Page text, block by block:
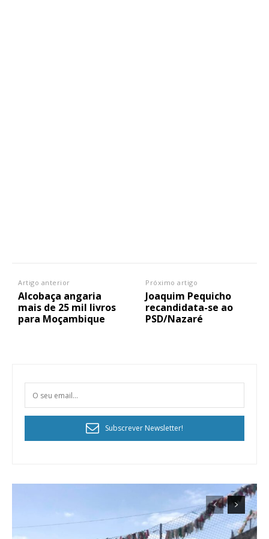
Planos de Assinatura
Artigo anterior
Alcobaça angaria
mais de 25 mil livros
para Moçambique
Próximo artigo
Joaquim Pequicho
recandidata-se ao
PSD/Nazaré
Subscrever Newsletter!